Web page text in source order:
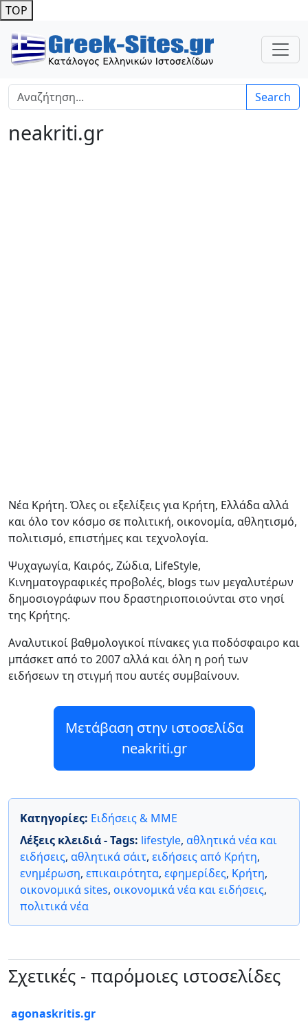
TOP
Search
neakriti.gr
Νέα Κρήτη. Όλες οι εξελίξεις για Κρήτη, Ελλάδα αλλά
και όλο τον κόσμο σε πολιτική, οικονομία, αθλητισμό,
πολιτισμό, επιστήμες και τεχνολογία.
Ψυχαγωγία, Καιρός, Ζώδια, LifeStyle,
Κινηματογραφικές προβολές, blogs των μεγαλυτέρων
δημοσιογράφων που δραστηριοποιούνται στο νησί
της Κρήτης.
Αναλυτικοί βαθμολογικοί πίνακες για ποδόσφαιρο και
μπάσκετ από το 2007 αλλά και όλη η ροή των
ειδήσεων τη στιγμή που αυτές συμβαίνουν.
Μετάβαση στην ιστοσελίδα
neakriti.gr
Κατηγορίες: Ειδήσεις & ΜΜΕ
Λέξεις κλειδιά - Tags: lifestyle, αθλητικά νέα και
ειδήσεις, αθλητικά σάιτ, ειδήσεις από Κρήτη,
ενημέρωση, επικαιρότητα, εφημερίδες, Κρήτη,
οικονομικά sites, οικονομικά νέα και ειδήσεις,
πολιτικά νέα
Σχετικές - παρόμοιες ιστοσελίδες
agonaskritis.gr